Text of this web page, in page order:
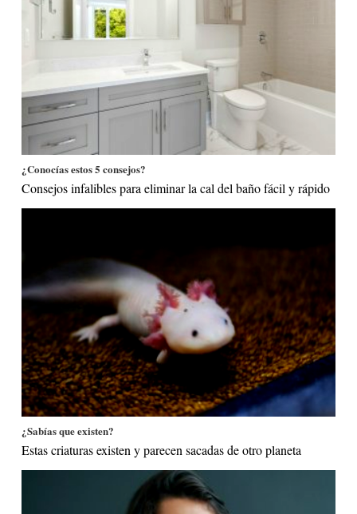
¿Conocías estos 5 consejos?
Consejos infalibles para eliminar la cal del baño fácil y rápido
¿Sabías que existen?
Estas criaturas existen y parecen sacadas de otro planeta